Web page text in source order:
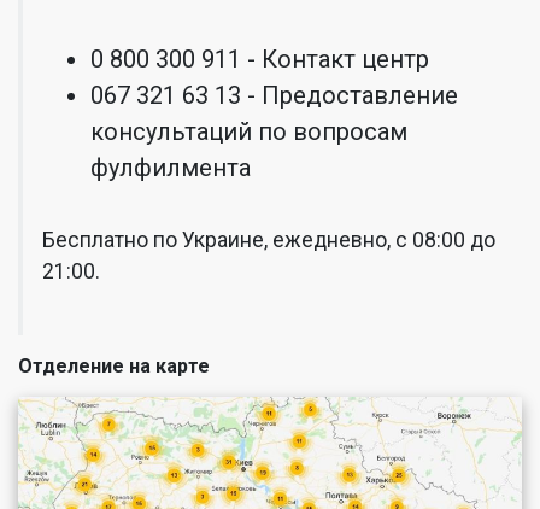
0 800 300 911 - Контакт центр
067 321 63 13 - Предоставление
консультаций по вопросам
фулфилмента
Бесплатно по Украине, ежедневно, с 08:00 до
21:00.
Отделение на карте